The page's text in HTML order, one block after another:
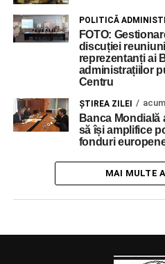
POLITICĂ
FOTO:
discuției
reprezentanți ai
administrațiilor
Centru
ŞTIREA ZILEI
Banca Mondială
să își amplifice
fonduri
MAI MULTE